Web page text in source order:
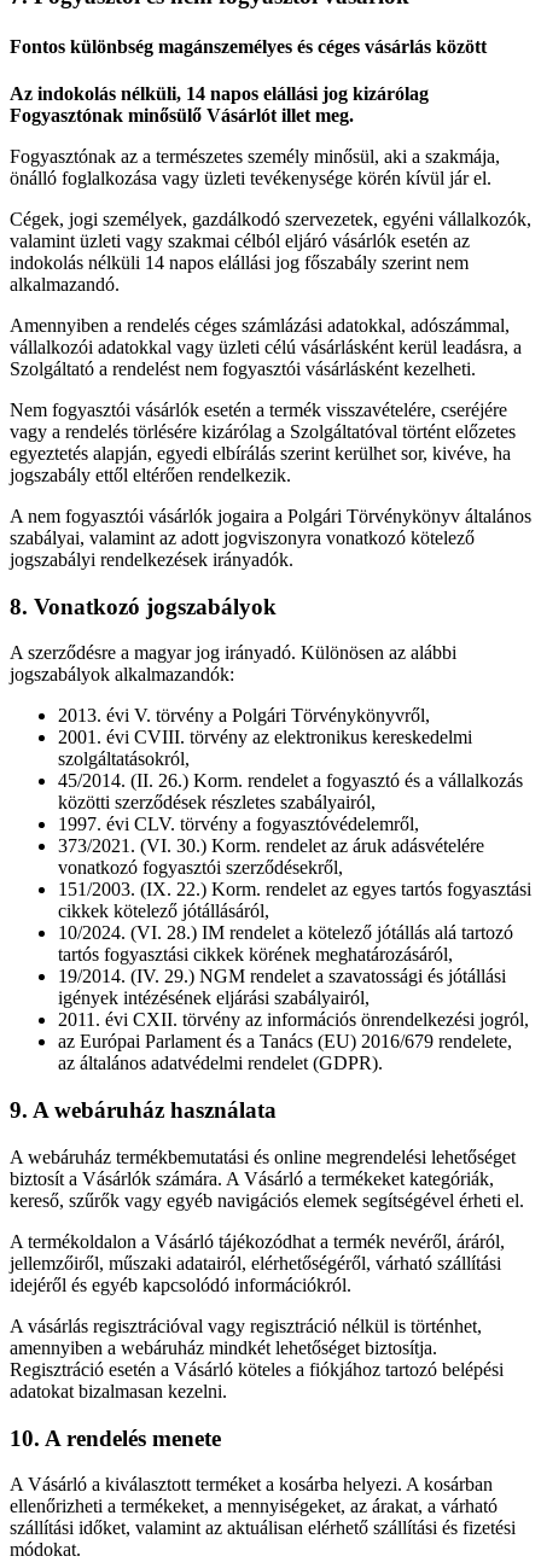
Fontos különbség magánszemélyes és céges vásárlás között
Az indokolás nélküli, 14 napos elállási jog kizárólag
Fogyasztónak minősülő Vásárlót illet meg.
Fogyasztónak az a természetes személy minősül, aki a szakmája,
önálló foglalkozása vagy üzleti tevékenysége körén kívül jár el.
Cégek, jogi személyek, gazdálkodó szervezetek, egyéni vállalkozók,
valamint üzleti vagy szakmai célból eljáró vásárlók esetén az
indokolás nélküli 14 napos elállási jog főszabály szerint nem
alkalmazandó.
Amennyiben a rendelés céges számlázási adatokkal, adószámmal,
vállalkozói adatokkal vagy üzleti célú vásárlásként kerül leadásra, a
Szolgáltató a rendelést nem fogyasztói vásárlásként kezelheti.
Nem fogyasztói vásárlók esetén a termék visszavételére, cseréjére
vagy a rendelés törlésére kizárólag a Szolgáltatóval történt előzetes
egyeztetés alapján, egyedi elbírálás szerint kerülhet sor, kivéve, ha
jogszabály ettől eltérően rendelkezik.
A nem fogyasztói vásárlók jogaira a Polgári Törvénykönyv általános
szabályai, valamint az adott jogviszonyra vonatkozó kötelező
jogszabályi rendelkezések irányadók.
8. Vonatkozó jogszabályok
A szerződésre a magyar jog irányadó. Különösen az alábbi
jogszabályok alkalmazandók:
2013. évi V. törvény a Polgári Törvénykönyvről,
2001. évi CVIII. törvény az elektronikus kereskedelmi
szolgáltatásokról,
45/2014. (II. 26.) Korm. rendelet a fogyasztó és a vállalkozás
közötti szerződések részletes szabályairól,
1997. évi CLV. törvény a fogyasztóvédelemről,
373/2021. (VI. 30.) Korm. rendelet az áruk adásvételére
vonatkozó fogyasztói szerződésekről,
151/2003. (IX. 22.) Korm. rendelet az egyes tartós fogyasztási
cikkek kötelező jótállásáról,
10/2024. (VI. 28.) IM rendelet a kötelező jótállás alá tartozó
tartós fogyasztási cikkek körének meghatározásáról,
19/2014. (IV. 29.) NGM rendelet a szavatossági és jótállási
igények intézésének eljárási szabályairól,
2011. évi CXII. törvény az információs önrendelkezési jogról,
az Európai Parlament és a Tanács (EU) 2016/679 rendelete,
az általános adatvédelmi rendelet (GDPR).
9. A webáruház használata
A webáruház termékbemutatási és online megrendelési lehetőséget
biztosít a Vásárlók számára. A Vásárló a termékeket kategóriák,
kereső, szűrők vagy egyéb navigációs elemek segítségével érheti el.
A termékoldalon a Vásárló tájékozódhat a termék nevéről, áráról,
jellemzőiről, műszaki adatairól, elérhetőségéről, várható szállítási
idejéről és egyéb kapcsolódó információkról.
A vásárlás regisztrációval vagy regisztráció nélkül is történhet,
amennyiben a webáruház mindkét lehetőséget biztosítja.
Regisztráció esetén a Vásárló köteles a fiókjához tartozó belépési
adatokat bizalmasan kezelni.
10. A rendelés menete
A Vásárló a kiválasztott terméket a kosárba helyezi. A kosárban
ellenőrizheti a termékeket, a mennyiségeket, az árakat, a várható
szállítási időket, valamint az aktuálisan elérhető szállítási és fizetési
módokat.